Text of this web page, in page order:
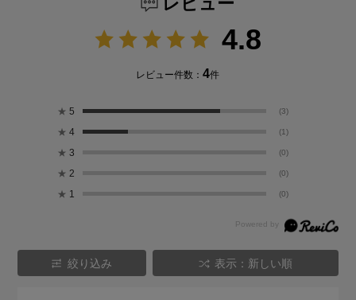
4.8
レビュー件数：4件
★ 5 (3)
★ 4 (1)
★ 3 (0)
★ 2 (0)
★ 1 (0)
絞り込み 表示：新しい順